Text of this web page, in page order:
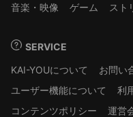
音楽・映像
ゲーム スト
SERVICE
KAI-YOUについて
お問い
ユーザー機能について
利
コンテンツポリシー
運営